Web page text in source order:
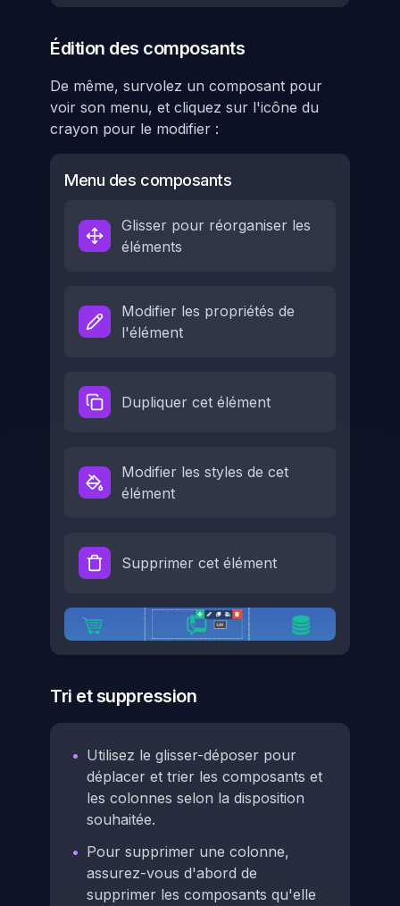
Édition des composants
De même, survolez un composant pour
voir son menu, et cliquez sur l'icône du
crayon pour le modifier :
Menu des composants
Glisser pour réorganiser les
éléments
Modifier les propriétés de
l'élément
Dupliquer cet élément
Modifier les styles de cet
élément
Supprimer cet élément
Tri et suppression
• Utilisez le glisser-déposer pour
déplacer et trier les composants et
les colonnes selon la disposition
souhaitée.
• Pour supprimer une colonne,
assurez-vous d'abord de
supprimer les composants qu'elle